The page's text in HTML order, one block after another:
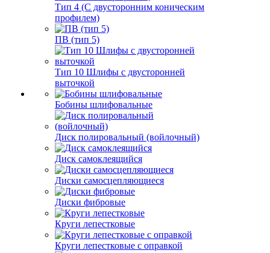
Тип 4 (С двусторонним коническим
профилем)
ПВ (тип 5)
Тип 10 Шлифы с двусторонней
выточкой
Бобины шлифовальные
Диск полировальный (войлочный)
Диск самоклеящийся
Диски самосцепляющиеся
Диски фибровые
Круги лепестковые
Круги лепестковые с оправкой